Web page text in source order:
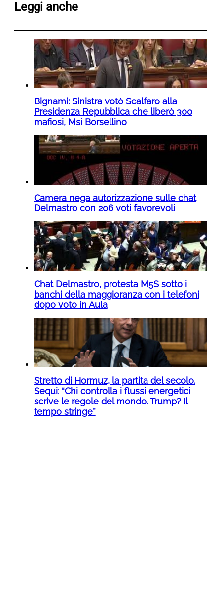
Leggi anche
Bignami: Sinistra votò Scalfaro alla
Presidenza Repubblica che liberò 300
mafiosi, Msi Borsellino
Camera nega autorizzazione sulle chat
Delmastro con 206 voti favorevoli
Chat Delmastro, protesta M5S sotto i
banchi della maggioranza con i telefoni
dopo voto in Aula
Stretto di Hormuz, la partita del secolo.
Sequi: “Chi controlla i flussi energetici
scrive le regole del mondo. Trump? Il
tempo stringe”